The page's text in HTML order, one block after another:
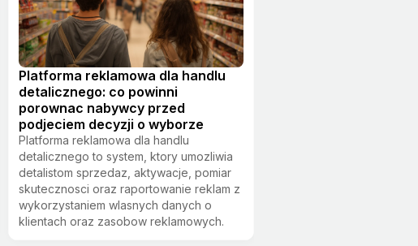
Platforma reklamowa dla handlu
detalicznego: co powinni
porownac nabywcy przed
podjeciem decyzji o wyborze
Platforma reklamowa dla handlu
detalicznego to system, ktory umozliwia
detalistom sprzedaz, aktywacje, pomiar
skutecznosci oraz raportowanie reklam z
wykorzystaniem wlasnych danych o
klientach oraz zasobow reklamowych.